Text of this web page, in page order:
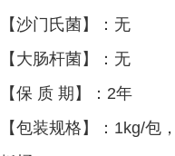
【沙门氏菌】：无
【大肠杆菌】：无
【保 质 期】：2年
【包装规格】：1kg/包